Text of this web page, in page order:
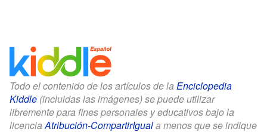
Todo el contenido de los artículos de la Enciclopedia
Kiddle (incluidas las imágenes) se puede utilizar
libremente para fines personales y educativos bajo la
licenciaAtribución-CompartirIguala menos que se indique